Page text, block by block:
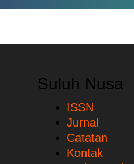
Suluh Nusa
ISSN
Jurnal
Catatan
Kontak